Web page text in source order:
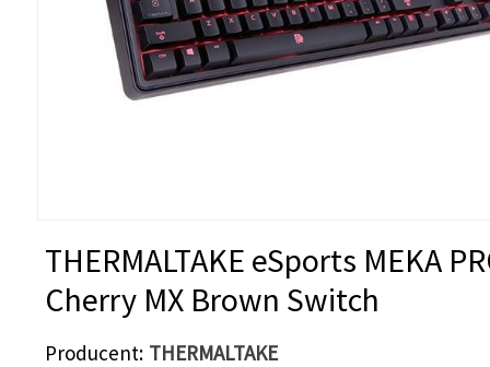
THERMALTAKE eSports MEKA
Cherry MX Brown Switch
Producent THERMALTAKE